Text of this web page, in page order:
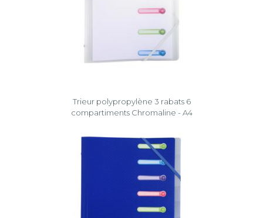
Trieur polypropylène 3 rabats 6
compartiments Chromaline - A4